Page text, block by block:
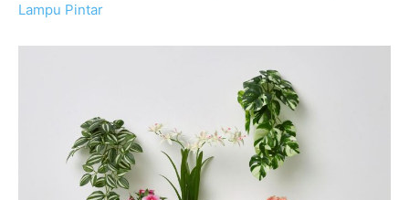
Lampu Pintar